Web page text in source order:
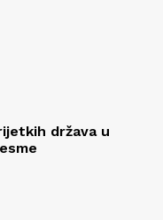
država u